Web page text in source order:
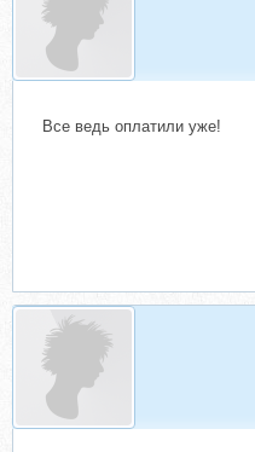
Все ведь оплатили уже!